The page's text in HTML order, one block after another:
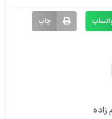
چاپ
زاده